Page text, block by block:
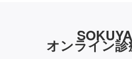
オンライン